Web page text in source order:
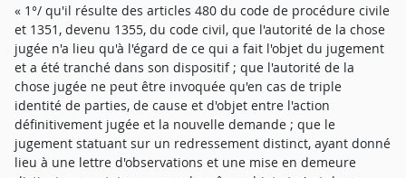
« 1°/ qu'il résulte des articles 480 du code de procédure civile
et 1351, devenu 1355, du code civil, que l'autorité de la chose
jugée n'a lieu qu'à l'égard de ce qui a fait l'objet du jugement
et a été tranché dans son dispositif ; que l'autorité de la
chose jugée ne peut être invoquée qu'en cas de triple
identité de parties, de cause et d'objet entre l'action
définitivement jugée et la nouvelle demande ; que le
jugement statuant sur un redressement distinct, ayant donné
lieu à une lettre d'observations et une mise en demeure